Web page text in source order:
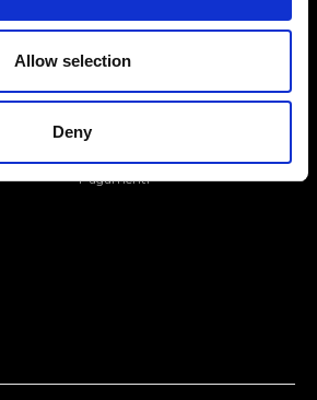
Allow selection
Deny
Mondo Ripani
Spedizione e Consegna
Policy di Reso
Pagamenti